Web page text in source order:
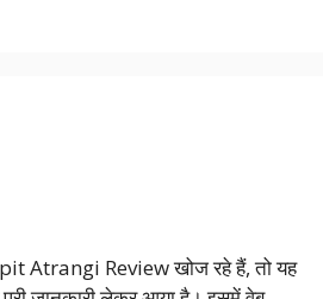
Atrangi Review खोज रहे हैं, तो यह